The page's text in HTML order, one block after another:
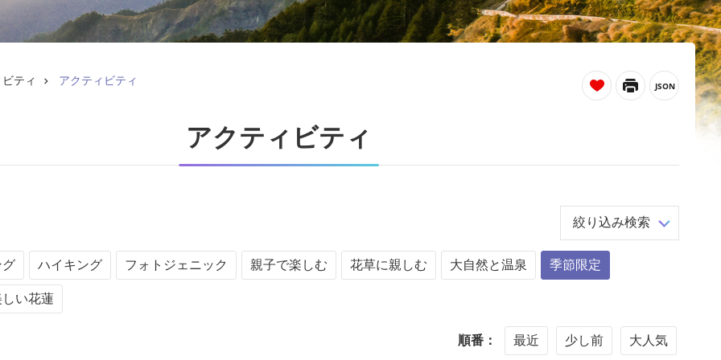
ティ アクティビティ
_
アクティビティ
絞り込み検索
グ ハイキング フォトジェニック 親子で楽しむ 花草に親しむ 大自然と温泉 季節限定
しい花蓮
順番： 最近 少し前 大人気